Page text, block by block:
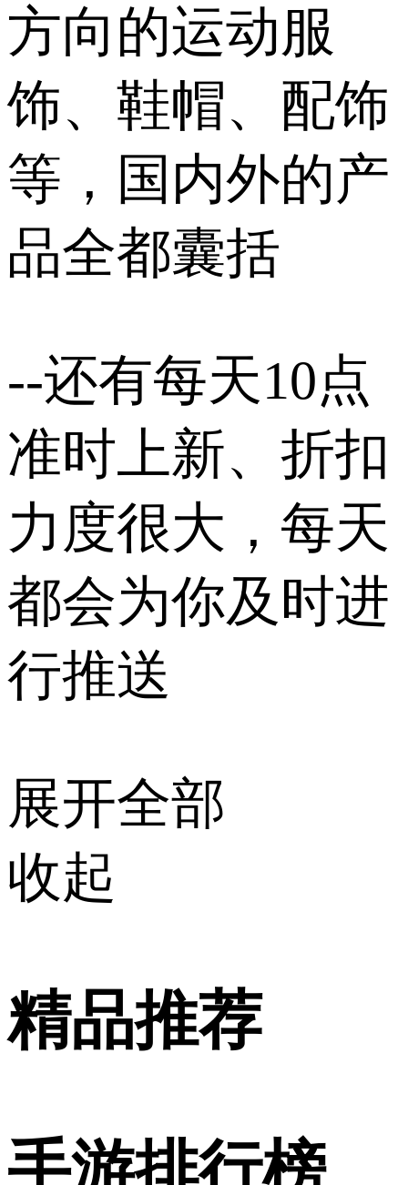
方向的运动服
饰、鞋帽、配饰
等，国内外的产
品全都囊括
--还有每天10点
准时上新、折扣
力度很大，每天
都会为你及时进
行推送
展开全部
收起
精品推荐
手游排行榜